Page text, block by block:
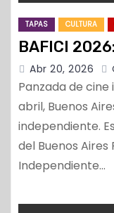
TAPAS CULTURA
BAFICI
Abr 20, 2026
Panzada de
abril, Buenos
independiente.
del Buenos
Independiente…